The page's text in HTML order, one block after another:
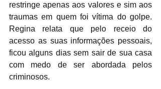
restringe apenas aos valores e sim aos
traumas em quem foi vítima do golpe.
Regina relata que pelo receio do
acesso as suas informações pessoais,
ficou alguns dias sem sair de sua casa
com medo de ser abordada pelos
criminosos.